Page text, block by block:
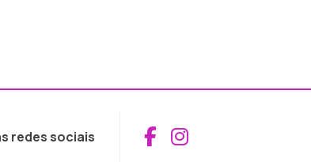
redes sociais Aceder ao
Aceder ao